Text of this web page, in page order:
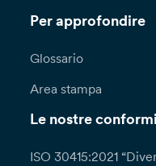
Per approfondire
Glossario
Area stampa
Le nostre
ISO 30415:2021